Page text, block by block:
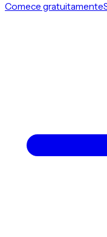
Comece gratuitamente